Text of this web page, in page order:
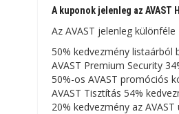
A kuponok jelenleg az AVAST
Az AVAST jelenleg
50% kedvezmény listaárból
AVAST Premium Security
50%-os AVAST promóciós
AVAST Tisztítás 54%
20% kedvezmény az